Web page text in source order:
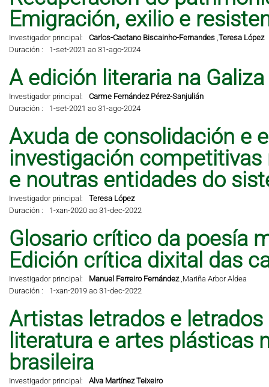
Emigración, exilio e
Investigador principal: Carlos-Caetano Biscainho-Fernandes,Teresa López
Duración :
1-set-2021 ao 31-ago-2024
A edición literaria na
Investigador principal:
Carme Fernández Pérez-Sanjulián
Duración :
1-set-2021 ao 31-ago-2024
Axuda de consolidación e
investigación competitivas
e noutras entidades do
Investigador principal:
Teresa López
Duración :
1-xan-2020 ao 31-dec-2022
Glosario crítico da poesía
Edición crítica dixital das
Investigador principal: Manuel Ferreiro Fernández,Mariña Arbor Aldea
Duración :
1-xan-2019 ao 31-dec-2022
Artistas letrados e
literatura e artes plásticas
brasileira
Investigador principal:
Alva Martínez Teixeiro